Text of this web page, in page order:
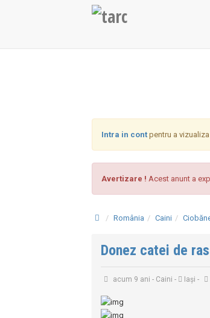
Intra in cont pentru a
Avertizare ! Acest anunt a
România Caini
Donez catei de
acum 9 ani - Caini - Iaşi -